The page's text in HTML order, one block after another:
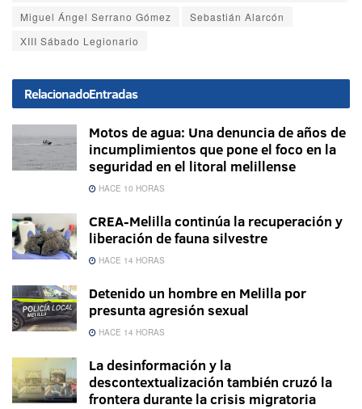
Miguel Ángel Serrano Gómez
Sebastián Alarcón
XIII Sábado Legionario
RelacionadoEntradas
Motos de agua: Una denuncia de años de
incumplimientos que pone el foco en la
seguridad en el litoral melillense
HACE 10 HORAS
CREA-Melilla continúa la recuperación y
liberación de fauna silvestre
HACE 14 HORAS
Detenido un hombre en Melilla por
presunta agresión sexual
HACE 14 HORAS
La desinformación y la
descontextualización también cruzó la
frontera durante la crisis migratoria